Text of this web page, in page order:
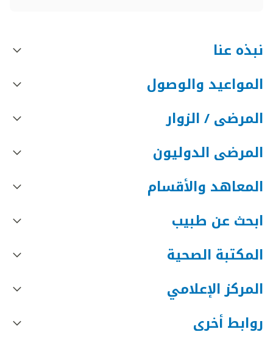
نبذه عنا
المواعيد والوصول
المرضى / الزوار
المرضى الدوليون
المعاهد والأقسام
ابحث عن طبيب
المكتبة الصحية
المركز الإعلامي
روابط أخرى